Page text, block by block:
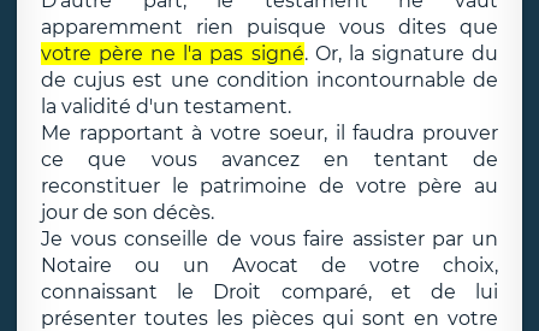
apparemment rien puisque vous dites que
votre père ne l'a pas signé. Or, la signature du
de cujus est une condition incontournable de
la validité d'un testament.
Me rapportant à votre soeur, il faudra prouver
ce que vous avancez en tentant de
reconstituer le patrimoine de votre père au
jour de son décès.
Je vous conseille de vous faire assister par un
Notaire ou un Avocat de votre choix,
connaissant le Droit comparé, et de lui
présenter toutes les pièces qui sont en votre